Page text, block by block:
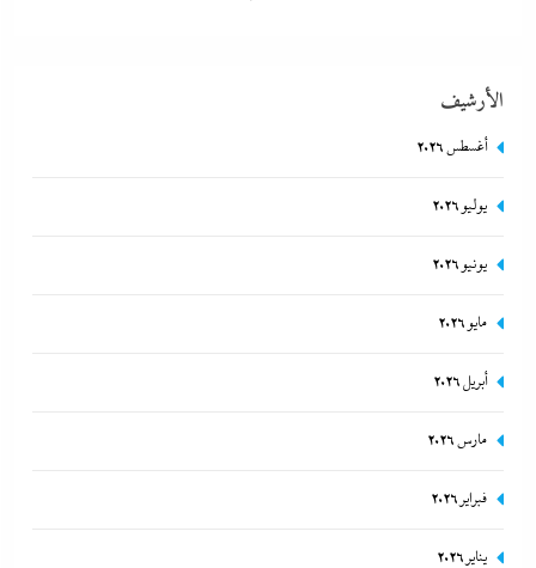
مصر تتجه لإسناد تطوير “الجفيرة” بالساحل الشمالي لمستثمر إماراتي بقيمة
135 مليار جنيه
الأرشيف
أغسطس 2026
يوليو 2026
يونيو 2026
مايو 2026
أبريل 2026
مارس 2026
فبراير 2026
يناير 2026